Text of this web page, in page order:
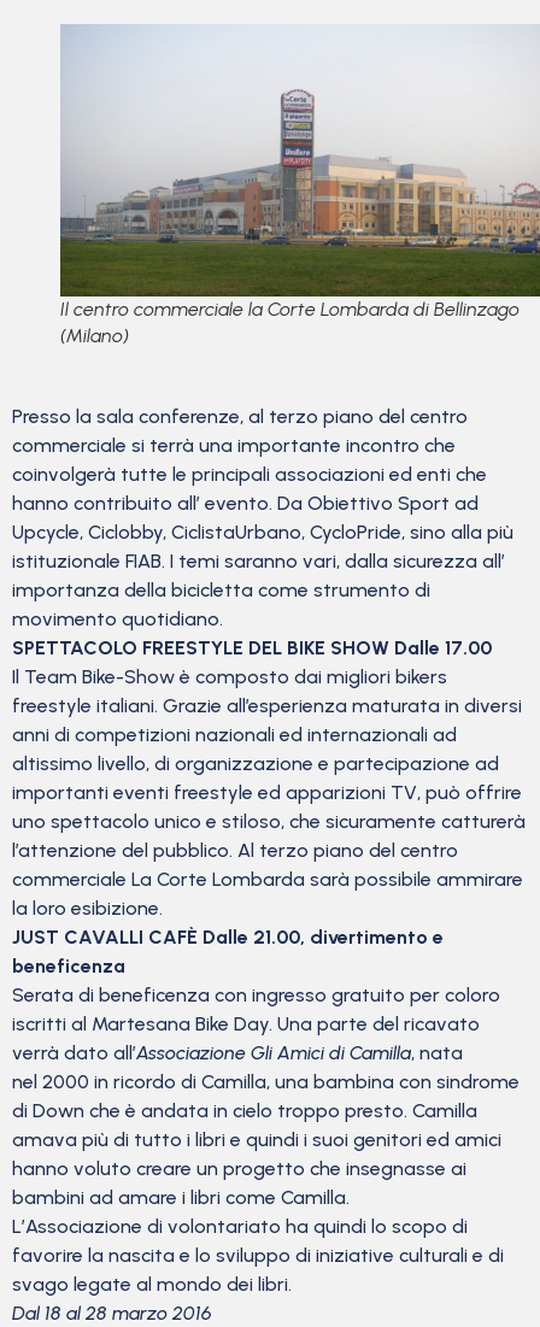
Il centro commerciale la Corte Lombarda di Bellinzago
(Milano)
Presso la sala conferenze, al terzo piano del centro
commerciale si terrà una importante incontro che
coinvolgerà tutte le principali associazioni ed enti che
hanno contribuito all’ evento. Da Obiettivo Sport ad
Upcycle, Ciclobby, CiclistaUrbano, CycloPride, sino alla più
istituzionale FIAB. I temi saranno vari, dalla sicurezza all’
importanza della bicicletta come strumento di
movimento quotidiano.
SPETTACOLO FREESTYLE DEL BIKE SHOW Dalle 17.00
Il Team Bike-Show è composto dai migliori bikers
freestyle italiani. Grazie all’esperienza maturata in diversi
anni di competizioni nazionali ed internazionali ad
altissimo livello, di organizzazione e partecipazione ad
importanti eventi freestyle ed apparizioni TV, può offrire
uno spettacolo unico e stiloso, che sicuramente catturerà
l’attenzione del pubblico. Al terzo piano del centro
commerciale La Corte Lombarda sarà possibile ammirare
la loro esibizione.
JUST CAVALLI CAFÈ Dalle 21.00, divertimento e
beneficenza
Serata di beneficenza con ingresso gratuito per coloro
iscritti al Martesana Bike Day. Una parte del ricavato
verrà dato all’Associazione Gli Amici di Camilla, nata
nel 2000 in ricordo di Camilla, una bambina con sindrome
di Down che è andata in cielo troppo presto. Camilla
amava più di tutto i libri e quindi i suoi genitori ed amici
hanno voluto creare un progetto che insegnasse ai
bambini ad amare i libri come Camilla.
L’Associazione di volontariato ha quindi lo scopo di
favorire la nascita e lo sviluppo di iniziative culturali e di
svago legate al mondo dei libri.
Dal 18 al 28 marzo 2016